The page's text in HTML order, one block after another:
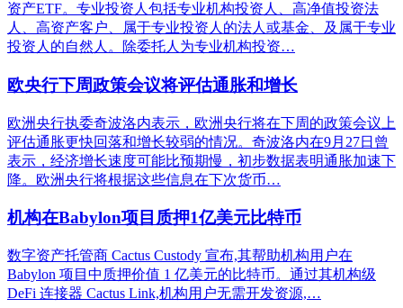
资产ETF。专业投资人包括专业机构投资人、高净值投资法
人、高资产客户、属于专业投资人的法人或基金、及属于专业
投资人的自然人。除委托人为专业机构投资…
欧央行下周政策会议将评估通胀和增长
欧洲央行执委奇波洛内表示，欧洲央行将在下周的政策会议上
评估通胀更快回落和增长较弱的情况。奇波洛内在9月27日曾
表示，经济增长速度可能比预期慢，初步数据表明通胀加速下
降。欧洲央行将根据这些信息在下次货币…
机构在Babylon项目质押1亿美元比特币
数字资产托管商 Cactus Custody 宣布,其帮助机构用户在
Babylon 项目中质押价值 1 亿美元的比特币。通过其机构级
DeFi 连接器 Cactus Link,机构用户无需开发资源,…